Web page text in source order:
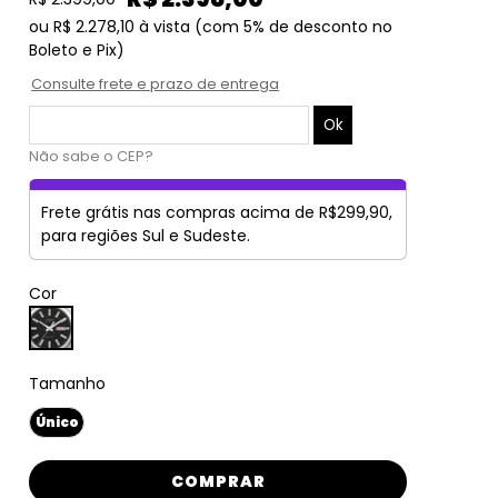
ou R$ 2.278,10 à vista (com 5% de desconto no
Boleto e Pix)
Consulte frete e prazo de entrega
Não sabe o CEP?
Frete grátis nas compras acima de R$299,90,
para regiões Sul e Sudeste.
Cor
Tamanho
Único
COMPRAR